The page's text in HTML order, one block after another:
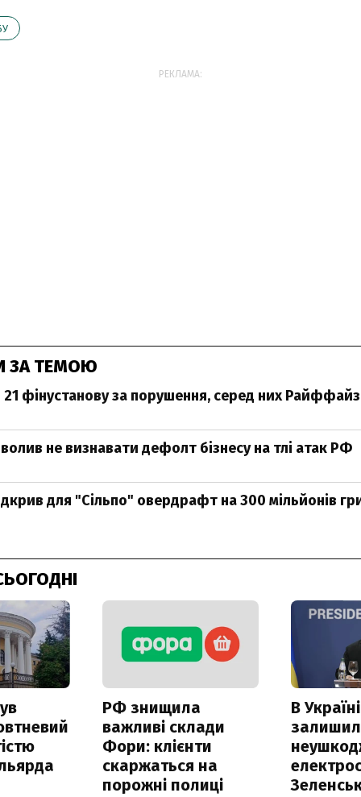
РЕКЛАМА:
ЗА ТЕМОЮ
фінустанову за порушення, серед них
не визнавати дефолт бізнесу на тлі атак РФ
для "Сільпо" овердрафт на 300 мільйонів
РФ знищила
важливі склади
Фори: клієнти
скаржаться на
порожні полиці
В